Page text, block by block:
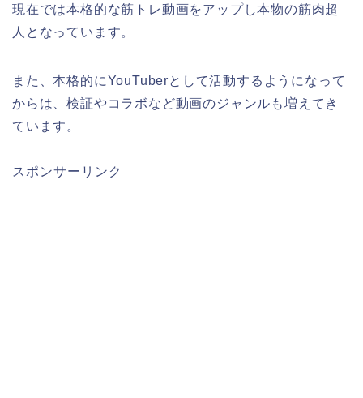
現在では本格的な筋トレ動画をアップし本物の筋肉超
人となっています。
また、本格的にYouTuberとして活動するようになって
からは、検証やコラボなど動画のジャンルも増えてき
ています。
スポンサーリンク